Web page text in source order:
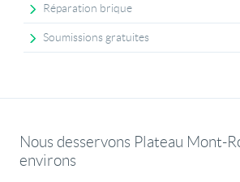
Réparation brique
Soumissions gratuites
Nous desservons Plateau Mont-
environs